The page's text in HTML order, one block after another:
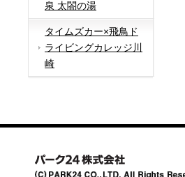
泉 太閤の湯
タイムズカー×飛鳥ド
ライビングカレッジ川
崎